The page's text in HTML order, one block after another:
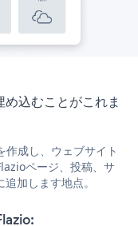
込むことがこれま
成し、ウェブサイト
ページ、投稿、サ
加します地点。